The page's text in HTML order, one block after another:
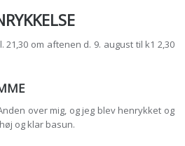
om aftenen d. 9. august til k1 2,30
over mig, og jeg blev henrykket og
og klar basun.